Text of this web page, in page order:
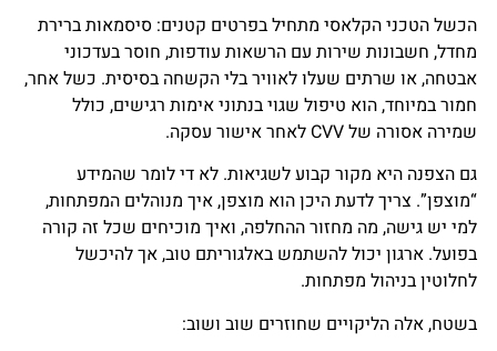
הכשל הטכני הקלאסי מתחיל בפרטים קטנים: סיסמאות ברירת
מחדל, חשבונות שירות עם הרשאות עודפות, חוסר בעדכוני
אבטחה, או שרתים שעלו לאוויר בלי הקשחה בסיסית. כשל אחר,
חמור במיוחד, הוא טיפול שגוי בנתוני אימות רגישים, כולל
שמירה אסורה של CVV לאחר אישור עסקה.
גם הצפנה היא מקור קבוע לשגיאות. לא די לומר שהמידע
“מוצפן”. צריך לדעת היכן הוא מוצפן, איך מנוהלים המפתחות,
למי יש גישה, מה מחזור ההחלפה, ואיך מוכיחים שכל זה קורה
בפועל. ארגון יכול להשתמש באלגוריתם טוב, אך להיכשל
לחלוטין בניהול מפתחות.
בשטח, אלה הליקויים שחוזרים שוב ושוב: